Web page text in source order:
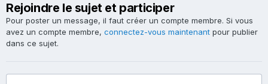
Rejoindre le sujet et participer
Pour poster un message, il faut créer un compte membre. Si vous
avez un compte membre, connectez-vous maintenant pour publier
dans ce sujet.